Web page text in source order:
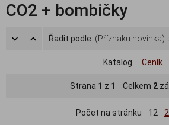
CO2 + bombičky
Řadit podle: (Příznaku novinka)
Katalog Ceník
Strana 1 z 1 Celkem 2
Počet na stránku 12